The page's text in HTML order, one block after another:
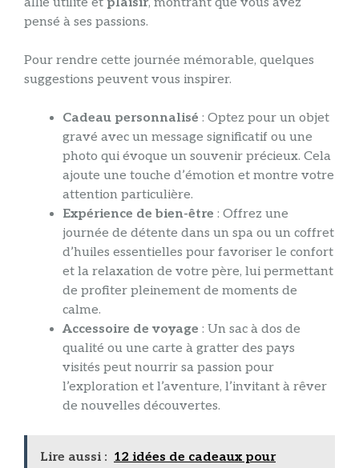
pensé à ses passions.
Pour rendre cette journée mémorable, quelques
suggestions peuvent vous inspirer.
Cadeau personnalisé : Optez pour un objet
gravé avec un message significatif ou une
photo qui évoque un souvenir précieux. Cela
ajoute une touche d’émotion et montre votre
attention particulière.
Expérience de bien-être : Offrez une
journée de détente dans un spa ou un coffret
d’huiles essentielles pour favoriser le confort
et la relaxation de votre père, lui permettant
de profiter pleinement de moments de
calme.
Accessoire de voyage : Un sac à dos de
qualité ou une carte à gratter des pays
visités peut nourrir sa passion pour
l’exploration et l’aventure, l’invitant à rêver
de nouvelles découvertes.
Lire aussi : 12 idées de cadeaux pour